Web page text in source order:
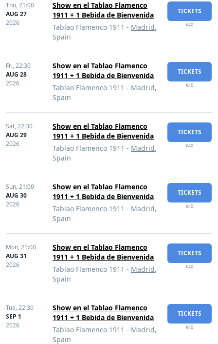
Thu,21:00
AUG 27
2026
Show en el Tablao Flamenco
1911 + 1 Bebida de Bienvenida
Tablao Flamenco 1911 - Madrid,
Spain
TICKETS
€40
Fri,22:30
AUG 28
2026
Show en el Tablao Flamenco
1911 + 1 Bebida de Bienvenida
Tablao Flamenco 1911 - Madrid,
Spain
TICKETS
€40
Sat,22:30
AUG 29
2026
Show en el Tablao Flamenco
1911 + 1 Bebida de Bienvenida
Tablao Flamenco 1911 - Madrid,
Spain
TICKETS
€40
Sun,21:00
AUG 30
2026
Show en el Tablao Flamenco
1911 + 1 Bebida de Bienvenida
Tablao Flamenco 1911 - Madrid,
Spain
TICKETS
€40
Mon,21:00
AUG 31
2026
Show en el Tablao Flamenco
1911 + 1 Bebida de Bienvenida
Tablao Flamenco 1911 - Madrid,
Spain
TICKETS
€40
Tue,22:30
SEP 1
2026
Show en el Tablao Flamenco
1911 + 1 Bebida de Bienvenida
Tablao Flamenco 1911 - Madrid,
Spain
TICKETS
€40